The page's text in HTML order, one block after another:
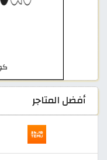
أفضل المتاجر